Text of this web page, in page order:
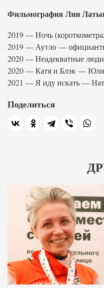
Фильмография Лии
2019 — Ночь
2019 — Аутло —
2020 — Неадекватные
2020 — Катя и Блэк —
2021 — Я иду искать —
Поделиться